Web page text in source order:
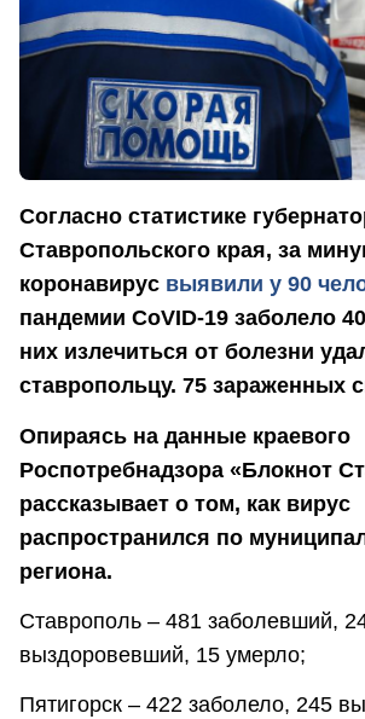
Согласно статистике
Ставропольского края, за
коронавирус выявили у 90
пандемии CoVID-19 заболело
них излечиться от болезни
ставропольцу. 75 зараженных
Опираясь на данные краевого
Роспотребнадзора «Блокнот
рассказывает о том, как вирус
распространился по
региона.
Ставрополь – 481 заболевший,
выздоровевший, 15 умерло;
Пятигорск – 422 заболело, 245